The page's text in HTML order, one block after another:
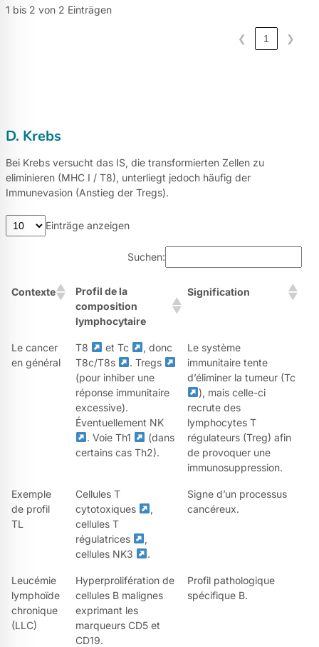
1 bis 2 von 2 Einträgen
❮ 1 ❯
D. Krebs
Bei Krebs versucht das IS, die transformierten Zellen zu
eliminieren (MHC I / T8), unterliegt jedoch häufig der
Immunevasion (Anstieg der Tregs).
Einträge anzeigen
Suchen:
Contexte
Profil de la
composition
lymphocytaire
Signification
Le cancer
en général
T8 et Tc
, donc
T8c/T8s
. Tregs
(pour inhiber une
réponse immunitaire
excessive).
Éventuellement NK
. Voie Th1
(dans
certains cas Th2).
Le système
immunitaire tente
d’éliminer la tumeur (Tc
), mais celle-ci
recrute des
lymphocytes T
régulateurs (Treg) afin
de provoquer une
immunosuppression.
Exemple
de profil
TL
Cellules T
cytotoxiques
,
cellules T
régulatrices
,
cellules NK3
.
Signe d’un processus
cancéreux.
Leucémie
lymphoïde
chronique
(LLC)
Hyperprolifération de
cellules B malignes
exprimant les
marqueurs CD5 et
CD19.
Profil pathologique
spécifique B.